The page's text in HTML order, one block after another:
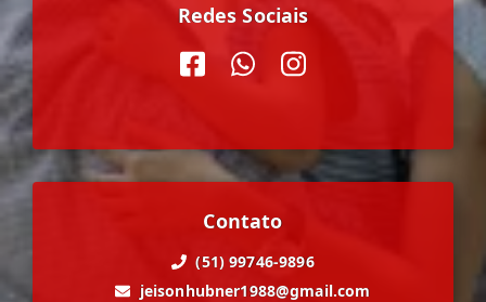
Redes Sociais
Contato
(51) 99746-9896
jeisonhubner1988@gmail.com